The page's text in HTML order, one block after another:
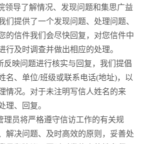
导了解情况、发现问题和集思广益
们提供了一个发现问题、处理问题、
的信件我们会尽快回复，对您信件中
行及时调查并做出相应的处理。
映问题进行核实与回复，我们提倡
名、单位/班级或联系电话(地址)，以
情况。对于未注明写信人姓名的来
理、回复。
员将严格遵守信访工作的有关规
解决问题、及时高效的原则，妥善处